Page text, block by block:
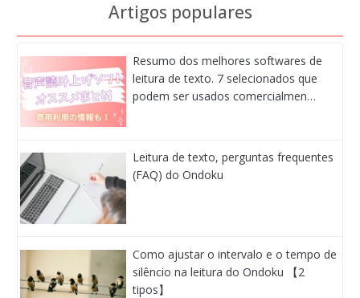
Artigos populares
Resumo dos melhores softwares de
leitura de texto. 7 selecionados que
podem ser usados comercialmen…
Leitura de texto, perguntas frequentes
(FAQ) do Ondoku
Como ajustar o intervalo e o tempo de
silêncio na leitura do Ondoku 【2
tipos】